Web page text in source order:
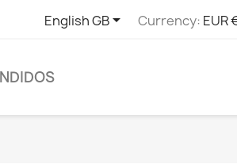
English GB Currency: EUR